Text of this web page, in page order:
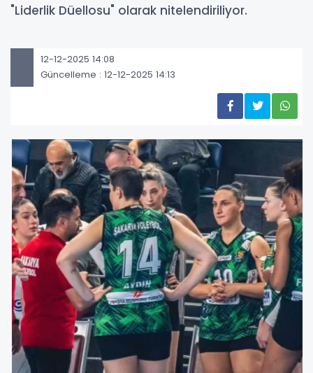
"Liderlik Düellosu" olarak nitelendiriliyor.
12-12-2025 14:08
Güncelleme : 12-12-2025 14:13